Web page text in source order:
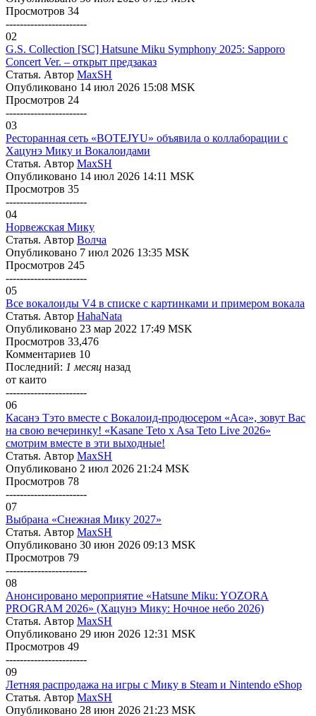
Просмотров 34
-----------------------
02
G.S. Collection [SC] Hatsune Miku Symphony 2025: Sapporo
Concert Ver. – открыт предзаказ
Статья. Автор MaxSH
Опубликовано 14 июл 2026 15:08 MSK
Просмотров 24
-----------------------
03
Ресторанная сеть «BOTEJYU» объявила о коллаборации с
Хацунэ Мику и Вокалоидами
Статья. Автор MaxSH
Опубликовано 14 июл 2026 14:11 MSK
Просмотров 35
-----------------------
04
Норвежская Мику
Статья. Автор Волчa
Опубликовано 7 июл 2026 13:35 MSK
Просмотров 245
-----------------------
05
Все вокалоиды V4 в списке с картинками и примером вокала
Статья. Автор HahaNata
Опубликовано 23 мар 2022 17:49 MSK
Просмотров 33,476
Комментариев 10
Последний: 1 месяц назад
от каито
-----------------------
06
Касанэ Тэто вместе с Вокалоид-продюсером «Аса», зовут Вас
на свою вечеринку! «Kasane Teto x Asa Teto Live 2026»
смотрим вместе в эти выходные!
Статья. Автор MaxSH
Опубликовано 2 июл 2026 21:24 MSK
Просмотров 78
-----------------------
07
Выбрана «Снежная Мику 2027»
Статья. Автор MaxSH
Опубликовано 30 июн 2026 09:13 MSK
Просмотров 79
-----------------------
08
Анонсировано мероприятие «Hatsune Miku: YOZORA
PROGRAM 2026» (Хацунэ Мику: Ночное небо 2026)
Статья. Автор MaxSH
Опубликовано 29 июн 2026 12:31 MSK
Просмотров 49
-----------------------
09
Летняя распродажа на игры с Мику в Steam и Nintendo eShop
Статья. Автор MaxSH
Опубликовано 28 июн 2026 21:23 MSK